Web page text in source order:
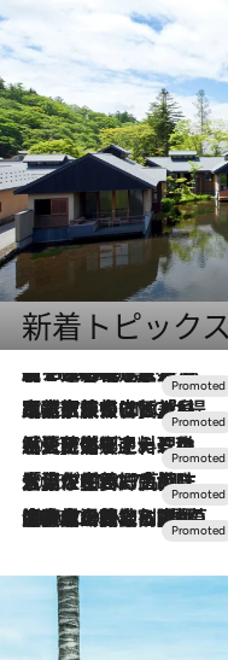
新着トピック
2026.8.7
【トンボの足水浴】ヒノキの香りに包まれて涼感マックス！約13℃の湧水かけ流しを避暑地「星野温泉 トンボの湯」で体験
2026.7.31
【ホテル帰省】という選択肢をOMOが提案。家族とほどよい距離を保つには「昼は実家、夜は気兼ねなくホテルで！」
2026.7.24
【夏限定ディナーコース】旬を迎える稚鮎や花ズッキーニなどをイタリア・トスカーナの郷土料理の手法で満喫！
2026.7.17
「土佐和ハーブかき氷」がOMO7高知に登場！生姜、山椒、大葉など目にも舌にも涼を呼ぶ郷土の味
2026.7.10
NEW OPEN！【界 草津】名湯の地に誕生。趣の異なる2種の温泉と上州ならではの会席・蕎麦割烹など美食を味わう究極の癒やし旅